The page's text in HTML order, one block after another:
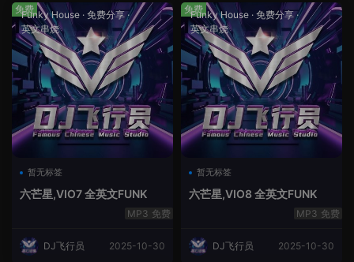
Funky House · 免费分享·
英文串烧
暂无标签
六芒星,VIO7 全英文FUNK
免费
DJ飞行员 2025-10-30
免费 Funky House · 免费分享·
英文串烧
暂无标签
六芒星,VIO8 全英文FUNK
免费
DJ飞行员 2025-10-30
免费